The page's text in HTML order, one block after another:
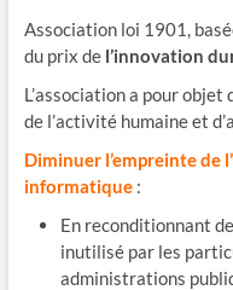
Association loi 1901,
du prix del’innovation
L’association a pour
de l’activité humaine et
Diminuer l’empreinte de
informatique:
En reconditionnant
inutilisé par les
administrations